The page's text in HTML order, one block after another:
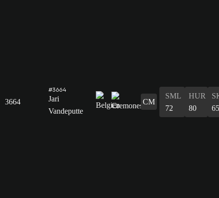
3664
#3664
Jari
Vandeputte
CM
SML
72
HUR
80
65